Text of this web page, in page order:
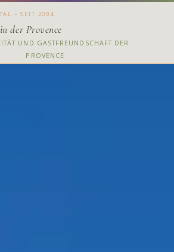
– SEIT 2004
der Provence
UND GASTFREUNDSCHAFT DER
PROVENCE